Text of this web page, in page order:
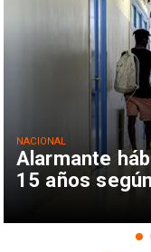
Alarmante
15 años
NACIONAL